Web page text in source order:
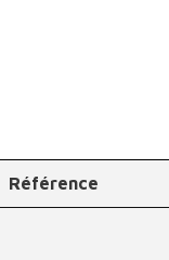
Référence